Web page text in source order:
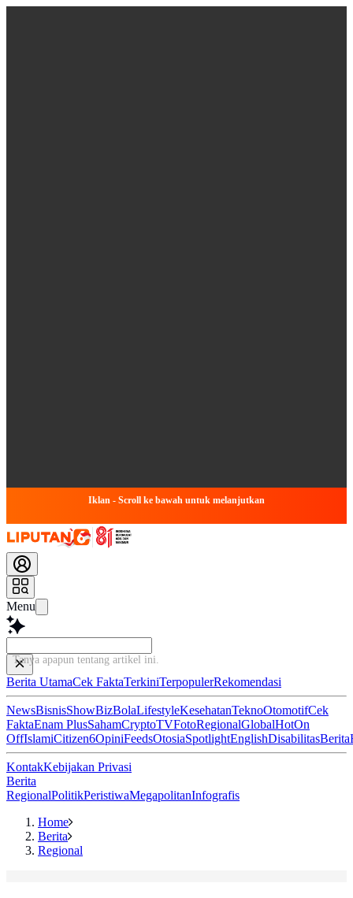
Iklan - Scroll ke bawah untuk melanjutkan
Menu
Tanya apapun tentang artikel ini...
Berita UtamaCek FaktaTerkiniTerpopulerRekomendasi
NewsBisnisShowBizBolaLifestyleKesehatanTeknoOtomotifCek
FaktaEnam PlusSahamCryptoTVFotoRegionalGlobalHotOn
OffIslamiCitizen6OpiniFeedsOtosiaSpotlightEnglishDisabilitasBerita
KontakKebijakan Privasi
Berita
RegionalPolitikPeristiwaMegapolitanInfografis
Home
Berita
Regional